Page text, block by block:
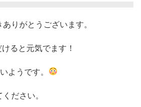
りがとうございます。
ると元気でます！
ようです。
ださい。